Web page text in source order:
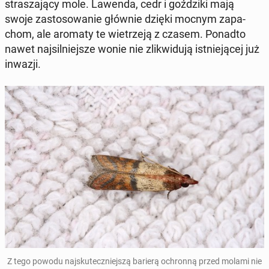
stra­sza­ją­cy mole. Lawenda, cedr i goź­dzi­ki mają
swoje za­sto­so­wa­nie głównie dzięki mocnym za­pa­
chom, ale aromaty te wie­trze­ją z czasem. Ponadto
nawet naj­sil­niej­sze wonie nie zli­kwi­du­ją ist­nie­ją­cej już
inwazji.
Z tego powodu naj­sku­tecz­niej­szą barierą ochron­ną przed molami nie